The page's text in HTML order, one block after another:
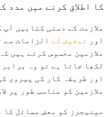
کا اطلاق کرنے میں مدد
ملازمت کے دستی کتابیں
اور
تبعیض کے الزامات سے
ملازمین محسوس کرتے ہیں
لکھا جاتا ہے تو وہ برابر
اور طریقہ کار کی پیروی
ملازمین کو مناسب طور پر
مینیجرز کو بعض مسائل کا